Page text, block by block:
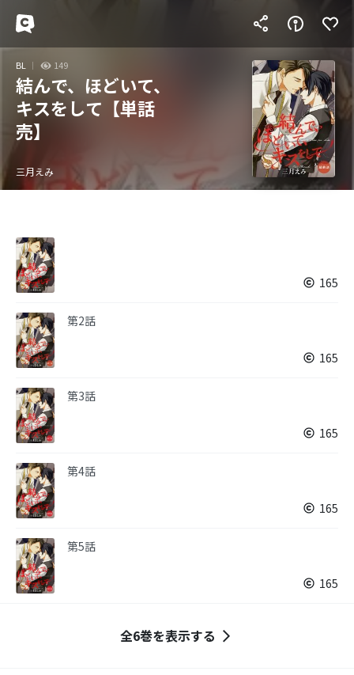
BL 149
結んで、ほどいて、
キスをして【単話
売】
三月えみ
165
第2話
165
第3話
165
第4話
165
第5話
165
全6巻を表示する